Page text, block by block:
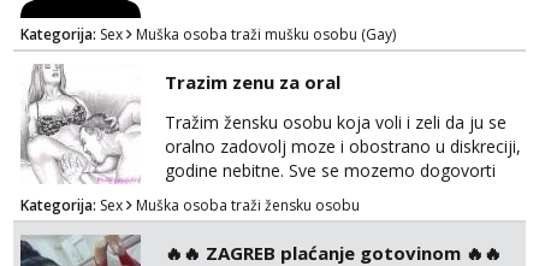
Kategorija: Sex Muška osoba traži mušku osobu (Gay)
Trazim zenu za oral
Tražim žensku osobu koja voli i zeli da ju se
oralno zadovolj moze i obostrano u diskreciji,
godine nebitne. Sve se mozemo dogovorti
Zagreb i okolica. Whatsap, Viber 0958068368
Kategorija: Sex Muška osoba traži žensku osobu
🔥🔥 ZAGREB plaćanje gotovinom 🔥🔥